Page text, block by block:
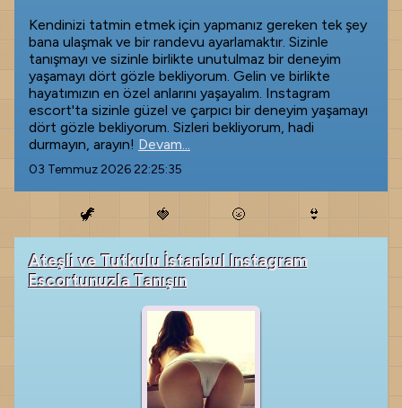
Kendinizi tatmin etmek için yapmanız gereken tek şey
bana ulaşmak ve bir randevu ayarlamaktır. Sizinle
tanışmayı ve sizinle birlikte unutulmaz bir deneyim
yaşamayı dört gözle bekliyorum. Gelin ve birlikte
hayatımızın en özel anlarını yaşayalım. Instagram
escort'ta sizinle güzel ve çarpıcı bir deneyim yaşamayı
dört gözle bekliyorum. Sizleri bekliyorum, hadi
durmayın, arayın! Devam...
03 Temmuz 2026 22:25:35
🦖 🍓 🌝 👙
Ateşli ve Tutkulu İstanbul Instagram
Escortunuzla Tanışın